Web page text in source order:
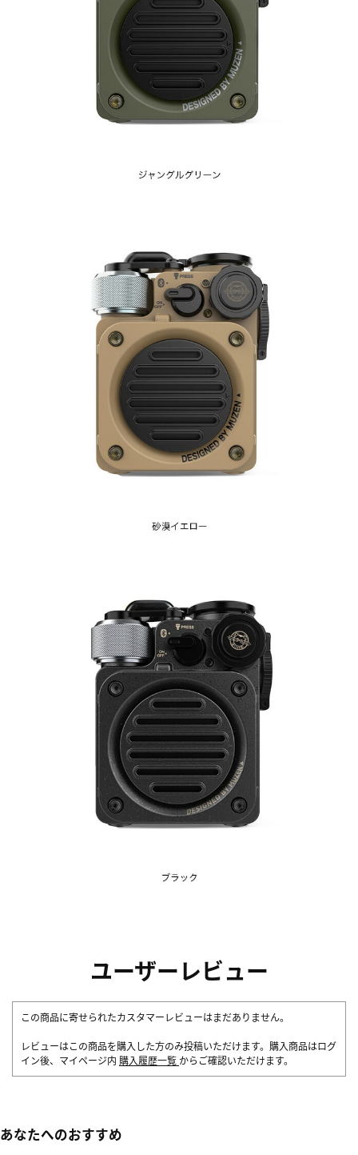
ユーザーレビュー
この商品に寄せられたカスタマーレビューはまだありません。
レビューはこの商品を購入した方のみ投稿いただけます。購入商品はログ
イン後、マイページ内 購入履歴一覧 からご確認いただけます。
あなたへのおすすめ